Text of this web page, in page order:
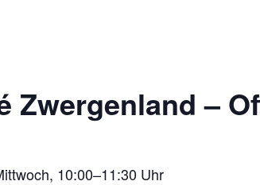
Zwergenland –
10:00–11:30 Uhr